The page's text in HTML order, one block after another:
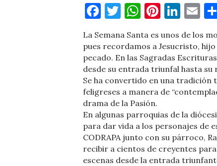
Facebook
Twitter
WhatsApp
La Semana Santa es unos de los
pues recordamos a Jesucristo,
pecado. En las Sagradas
desde su entrada triunfal hasta su
Se ha convertido en una tradición
feligreses a manera de
drama de la Pasión.
En algunas parroquias de la
para dar vida a los personajes de
CODRAPA junto con su párroco,
recibir a cientos de creyentes
escenas desde la entrada